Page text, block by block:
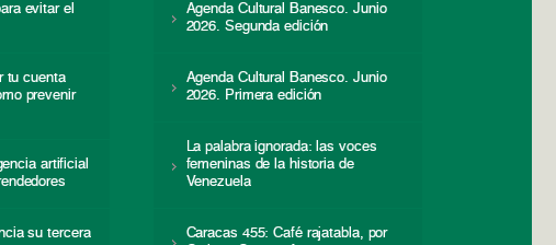
evitar el
tu cuenta
prevenir
artificial
su tercera
Agenda Cultural Banesco. Junio
2026. Segunda edición
Agenda Cultural Banesco. Junio
2026. Primera edición
La palabra ignorada: las voces
femeninas de la historia de
Venezuela
Caracas 455: Café rajatabla, por